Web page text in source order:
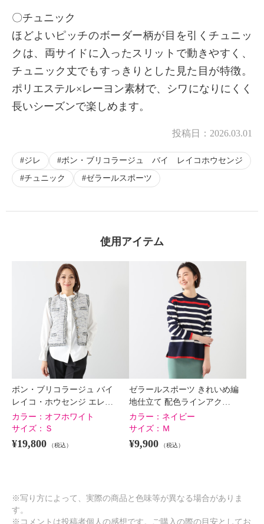
〇チュニック
ほどよいピッチのボーダー柄が目を引くチュニッ
クは、両サイドに入ったスリットで動きやすく、
チュニック丈でもすっきりとした見た目が特徴。
ポリエステル×レーヨン素材で、シワになりにくく
長いシーズンで楽しめます。
投稿日： 2026.03.01
ジレ
ボン・ブリコラージュ バイ レイコホウセンジ
チュニック
ゼラールスポーツ
使用アイテム
ボン・ブリコラージュ バイ
レイコ・ホウセンジ エレ…
カラー： オフホワイト
サイズ： Ｓ
¥19,800 （税込）
ゼラールスポーツ きれいめ編
地仕立て 配色ラインアク…
カラー： ネイビー
サイズ： Ｍ
¥9,900 （税込）
※写り方によって、実際の商品と色味等が異なる場合がありま
す。
※コメントは投稿者個人の感想です。ご購入の際の目安としてお